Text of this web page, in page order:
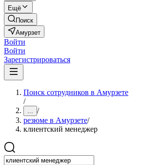
Ещё
Поиск
Амурзет
Войти
Войти
Зарегистрироваться
Поиск сотрудников в Амурзете
/
... /
резюме в Амурзете/
клиентский менеджер